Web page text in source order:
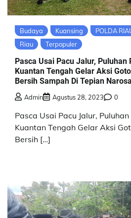
Budaya Kuansing POLDA
Riau
Terpopuler
Pasca Usai Pacu Jalur, Puluhan
Kuantan Tengah Gelar Aksi
Bersih Sampah Di Tepian Narosa
Admin Agustus 28, 2023 0
Pasca Usai Pacu Jalur,
Kuantan Tengah Gelar Aksi
Bersih […]